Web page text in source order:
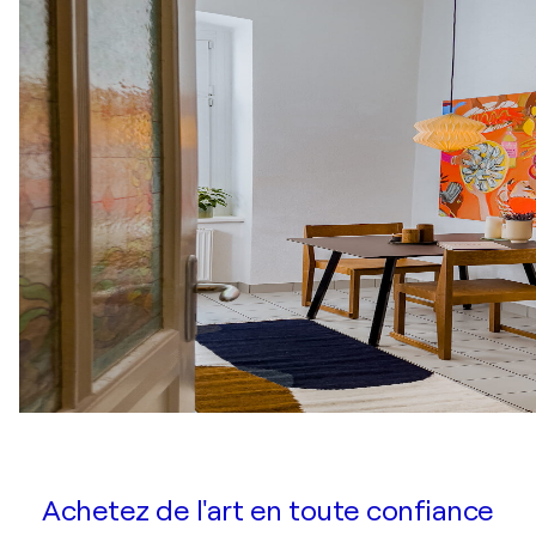
Achetez de l'art en toute confiance